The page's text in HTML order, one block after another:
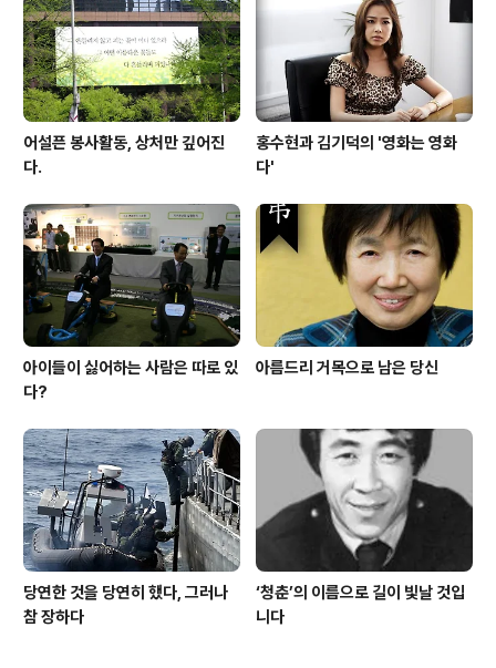
어설픈 봉사활동, 상처만 깊어진
다.
홍수현과 김기덕의 '영화는 영화
다'
아이들이 싫어하는 사람은 따로 있
다?
아름드리 거목으로 남은 당신
당연한 것을 당연히 했다, 그러나
참 장하다
‘청춘’의 이름으로 길이 빛날 것입
니다